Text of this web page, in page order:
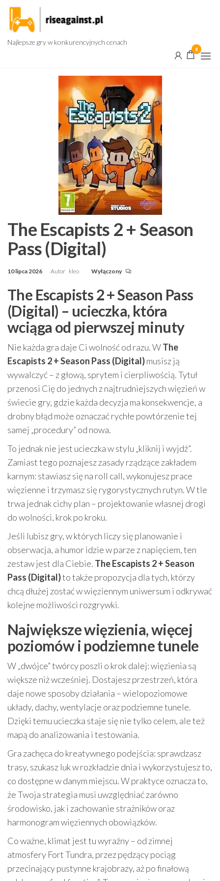
Przejdź
treści
Najlepsze gry w konkurencyjnych cenach
0
The Escapists 2 + Season
Pass (Digital)
10 lipca 2026 Autor kleo Wyłączony
The Escapists 2 + Season Pass
(Digital) – ucieczka, która
wciąga od pierwszej minuty
Nie każda gra daje Ci wolność od razu. WThe
Escapists 2 + Season Pass (Digital)musisz ją
wywalczyć – z głową, sprytem i cierpliwością. Tytuł
przenosi Cię do jednych z najtrudniejszych więzień w
świecie gry, gdzie każda decyzja ma konsekwencje, a
drobny błąd może oznaczać rychłe powtórzenie tej
samej „procedury” od nowa.
To jednak nie jest ucieczka w stylu „kliknij i wyjdź”.
Zamiast tego poznajesz zasady rządzące zakładem
karnym: stawiasz się na roll call, wykonujesz prace
więzienne i trzymasz się rygorystycznych rutyn. W tle
trwa jednak cichy plan – projektowanie własnej drogi
do wolności, krok po kroku.
Jeśli lubisz gry, w których liczy się planowanie i
obserwacja, a humor idzie w parze z napięciem, ten
zestaw jest dla Ciebie. The Escapists 2 + Season
Pass (Digital)to także propozycja dla tych, którzy
chcą dłużej zostać w więziennym uniwersum i odkrywać
kolejne możliwości rozgrywki.
Największe więzienia, więcej
poziomów i podziemne tunele
W „dwójce” twórcy poszli o krok dalej: więzienia są
większe niż wcześniej. Dostajesz przestrzeń, która
daje nowe sposoby działania – wielopoziomowe
układy, dachy, wentylacje oraz podziemne tunele.
Dzięki temu ucieczka staje się nie tylko celem, ale też
mapą do analizowania i testowania.
Gra zachęca do kreatywnego podejścia: sprawdzasz
trasy, szukasz luk w rozkładzie dnia i wykorzystujesz to,
co dostępne w danym miejscu. W praktyce oznacza to,
że Twoja strategia musi uwzględniać zarówno
środowisko, jak i zachowanie strażników oraz
harmonogram więziennych obowiązków.
Co ważne, klimat jest tu wyraźny – od zimnej
atmosfery Fort Tundra, przez pędzący pociąg
przecinający pustynne krajobrazy, aż po finałową